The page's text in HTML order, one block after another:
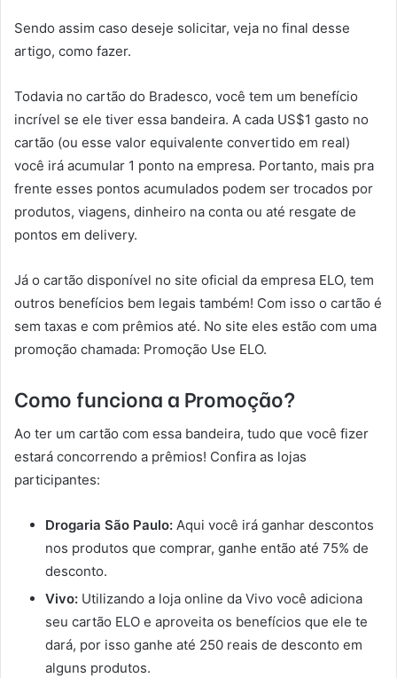
Sendo assim caso deseje solicitar, veja no final desse
artigo, como fazer.
Todavia no cartão do Bradesco, você tem um benefício
incrível se ele tiver essa bandeira. A cada US$1 gasto no
cartão (ou esse valor equivalente convertido em real)
você irá acumular 1 ponto na empresa. Portanto, mais pra
frente esses pontos acumulados podem ser trocados por
produtos, viagens, dinheiro na conta ou até resgate de
pontos em delivery.
Já o cartão disponível no site oficial da empresa ELO, tem
outros benefícios bem legais também! Com isso o cartão é
sem taxas e com prêmios até. No site eles estão com uma
promoção chamada: Promoção Use ELO.
Como funciona a Promoção?
Ao ter um cartão com essa bandeira, tudo que você fizer
estará concorrendo a prêmios! Confira as lojas
participantes:
Drogaria São Paulo: Aqui você irá ganhar descontos
nos produtos que comprar, ganhe então até 75% de
desconto.
Vivo: Utilizando a loja online da Vivo você adiciona
seu cartão ELO e aproveita os benefícios que ele te
dará, por isso ganhe até 250 reais de desconto em
alguns produtos.